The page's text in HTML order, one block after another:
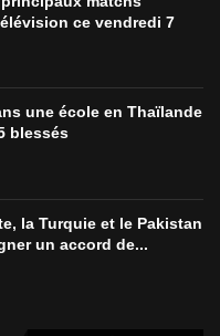
ce vendredi 7
une école en Thaïlande
blessés
la Turquie et le Pakistan
un accord de...